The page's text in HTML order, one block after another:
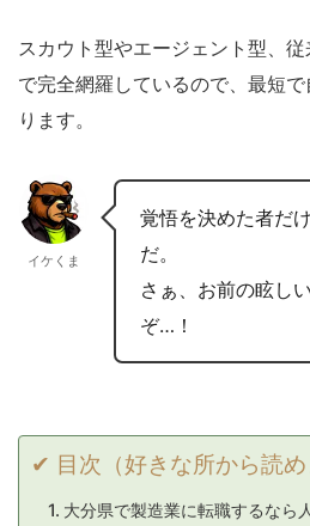
スカウト型やエージェント型、
で完全網羅しているので、最短
ります。
イケくま
覚悟を決めた者だ
だ。
さぁ、お前の眩し
ぞ…！
✔ 目次（好きな所から読め
大分県で製造業に転職するなら